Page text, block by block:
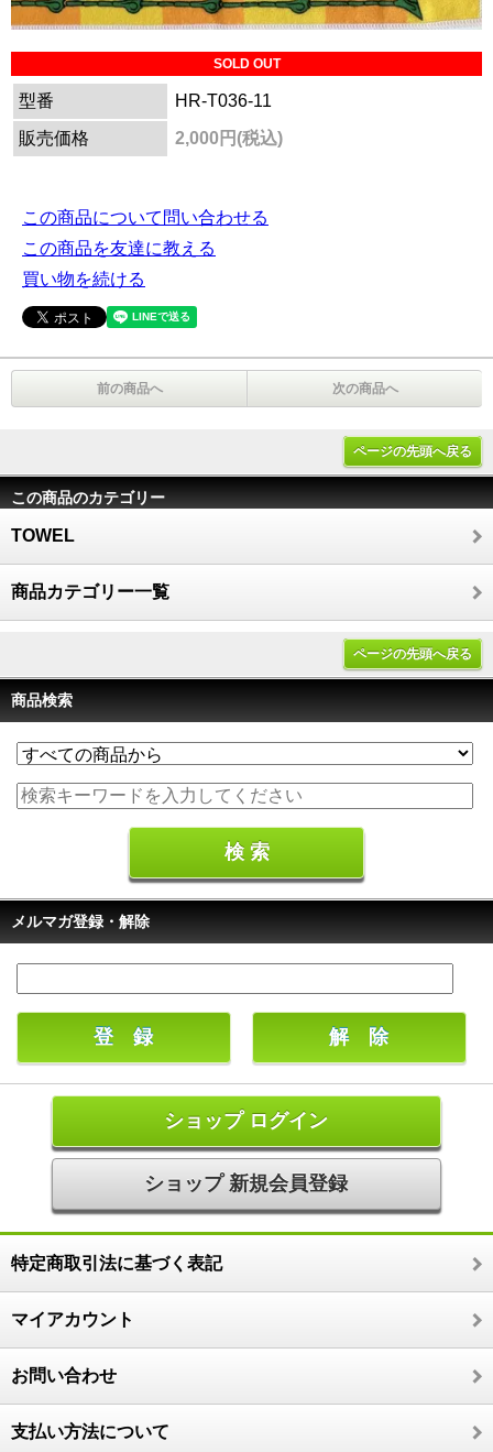
SOLD OUT
型番
HR-T036-11
販売価格
2,000円(税込)
この商品について問い合わせる
この商品を友達に教える
買い物を続ける
前の商品へ 次の商品へ
ページの先頭へ戻る
この商品のカテゴリー
TOWEL
商品カテゴリー一覧
ページの先頭へ戻る
商品検索
メルマガ登録・解除
ショップ ログイン
ショップ 新規会員登録
特定商取引法に基づく表記
マイアカウント
お問い合わせ
支払い方法について